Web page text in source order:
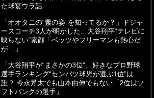
た球宴ウラ話
「オオタニの“素の姿”を知ってるか？」ドジャ
ースコーチ3人が明かした…大谷翔平“テレビに
映らない”素顔「ベッツやフリーマンも熱心だ
が…」
「大谷翔平が“まさかの3位”」好きなプロ野球
選手ランキング“センバツ球児が選ぶ1位”は
誰？ 今永昇太でも山本由伸でもない「2位はソ
フトバンクの選手」